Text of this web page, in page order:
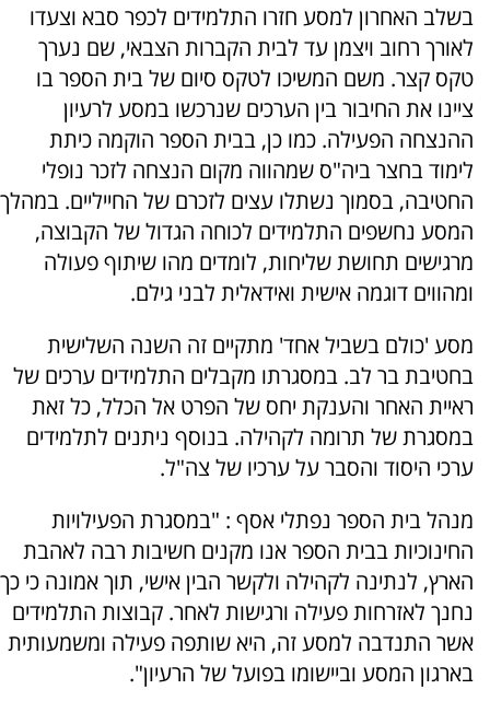
בשלב האחרון למסע חזרו התלמידים לכפר סבא וצעדו
לאורך רחוב ויצמן עד לבית הקברות הצבאי, שם נערך
טקס קצר. משם המשיכו לטקס סיום של בית הספר בו
ציינו את החיבור בין הערכים שנרכשו במסע לרעיון
ההנצחה הפעילה. כמו כן, בבית הספר הוקמה כיתת
לימוד בחצר ביה"ס שמהווה מקום הנצחה לזכר נופלי
החטיבה, בסמוך נשתלו עצים לזכרם של החייליים. במהלך
המסע נחשפים התלמידים לכוחה הגדול של הקבוצה,
מרגישים תחושת שליחות, לומדים מהו שיתוף פעולה
ומהווים דוגמה אישית ואידאלית לבני גילם.
מסע 'כולם בשביל אחד' מתקיים זה השנה השלישית
בחטיבת בר לב. במסגרתו מקבלים התלמידים ערכים של
ראיית האחר והענקת יחס של הפרט אל הכלל, כל זאת
במסגרת של תרומה לקהילה. בנוסף ניתנים לתלמידים
ערכי היסוד והסבר על ערכיו של צה"ל.
מנהל בית הספר נפתלי אסף : "במסגרת הפעילויות
החינוכיות בבית הספר אנו מקנים חשיבות רבה לאהבת
הארץ, לנתינה לקהילה ולקשר הבין אישי, תוך אמונה כי כך
נחנך לאזרחות פעילה ורגישות לאחר. קבוצות התלמידים
אשר התנדבה למסע זה, היא שותפה פעילה ומשמעותית
בארגון המסע וביישומו בפועל של הרעיון".